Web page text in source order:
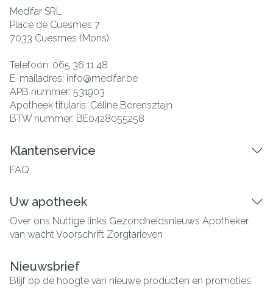
Medifar SRL
Place de Cuesmes 7
7033 Cuesmes (Mons)
Telefoon: 065 36 11 48
E-mailadres: info@medifar.be
APB nummer: 531903
Apotheek titularis: Céline Borensztajn
BTW nummer: BE0428055258
Klantenservice
FAQ
Uw apotheek
Over ons Nuttige links Gezondheidsnieuws Apotheker
van wachtVoorschrift Zorgtarieven
Nieuwsbrief
Blijf op de hoogte van nieuwe producten en promoties